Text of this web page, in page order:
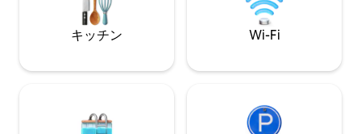
う！夏をお楽しみくださ
アル・ラグジュア
キッチン Wi-Fi